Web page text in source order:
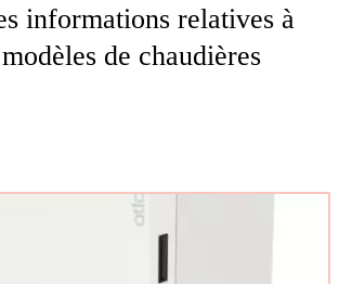
informations relatives à
de chaudières